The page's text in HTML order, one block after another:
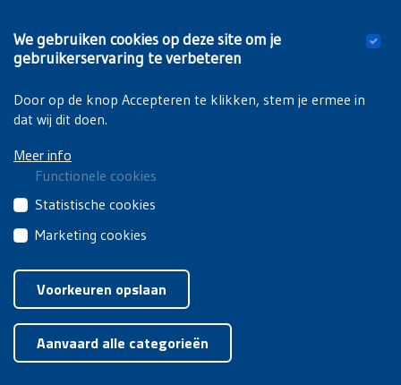
Privacyverklaring
We gebruiken cookies op deze site om je
gebruikerservaring te verbeteren
Door op de knop Accepteren te klikken, stem je ermee in
dat wij dit doen.
Meer info
Functionele cookies
Deze
zijn
de
website
goed
te
Statistische cookies
Deze
van
derden
brengen
jouw
gebruik
Marketing cookies
cookies
van
derden
worden
gebruikt
Voorkeuren opslaan
Aanvaard alle categorieën